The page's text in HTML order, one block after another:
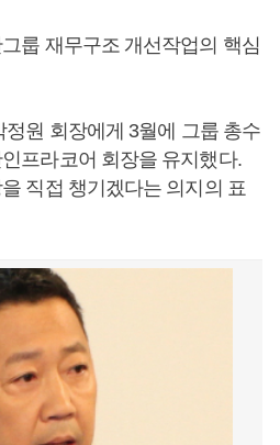
룹 재무구조 개선작업의 핵심
원 회장에게 3월에 그룹 총수
프라코어 회장을 유지했다.
직접 챙기겠다는 의지의 표